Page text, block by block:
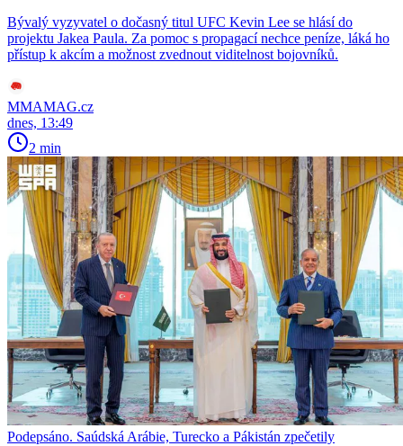
Bývalý vyzyvatel o dočasný titul UFC Kevin Lee se hlásí do
projektu Jakea Paula. Za pomoc s propagací nechce peníze, láká ho
přístup k akcím a možnost zvednout viditelnost bojovníků.
MMAMAG.cz
dnes, 13:49
2 min
Podepsáno. Saúdská Arábie, Turecko a Pákistán zpečetily